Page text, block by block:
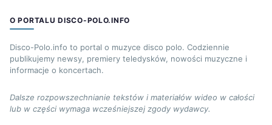
O PORTALU DISCO-POLO.INFO
Disco-Polo.info to portal o muzyce disco polo. Codziennie
publikujemy newsy, premiery teledysków, nowości muzyczne i
informacje o koncertach.
Dalsze rozpowszechnianie tekstów i materiałów wideo w całości
lub w części wymaga wcześniejszej zgody wydawcy.